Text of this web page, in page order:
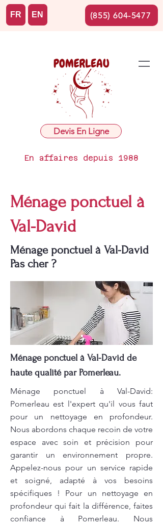
Devis En Ligne
En affaires depuis 1988
FR EN (855) 604-5477
Ménage ponctuel à
Val-David
Ménage ponctuel à Val-David
Pas cher ?
Ménage ponctuel à Val-David de
haute qualité par Pomerleau.
Ménage ponctuel à Val-David:
Pomerleau est l'expert qu'il vous faut
pour un nettoyage en profondeur.
Nous abordons chaque recoin de votre
espace avec soin et précision pour
garantir un environnement propre.
Appelez-nous pour un service rapide
et soigné, adapté à vos besoins
spécifiques ! Pour un nettoyage en
profondeur qui fait la différence, faites
confiance à Pomerleau. Nous